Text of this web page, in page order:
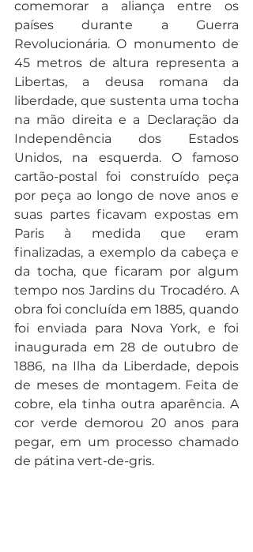
comemorar a aliança entre os
países durante a Guerra
Revolucionária. O monumento de
45 metros de altura representa a
Libertas, a deusa romana da
liberdade, que sustenta uma tocha
na mão direita e a Declaração da
Independência dos Estados
Unidos, na esquerda. O famoso
cartão-postal foi construído peça
por peça ao longo de nove anos e
suas partes ficavam expostas em
Paris à medida que eram
finalizadas, a exemplo da cabeça e
da tocha, que ficaram por algum
tempo nos Jardins du Trocadéro. A
obra foi concluída em 1885, quando
foi enviada para Nova York, e foi
inaugurada em 28 de outubro de
1886, na Ilha da Liberdade, depois
de meses de montagem. Feita de
cobre, ela tinha outra aparência. A
cor verde demorou 20 anos para
pegar, em um processo chamado
de pátina vert-de-gris.